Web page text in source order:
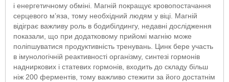
і енергетичному обміні. Магній покращує кровопостачання
серцевого м’яза, тому необхідний людям у віці. Магній
відіграє важливу роль в бодибілдингу, недавні дослідження
показали, що при додатковому прийомі магнію може
поліпшуватися продуктивність тренувань. Цинк бере участь
в імунологічній реактивності організму, синтезі гормонів
надниркових і статевих гормонів, входить до складу більш
ніж 200 ферментів, тому важливо стежити за його достатнім